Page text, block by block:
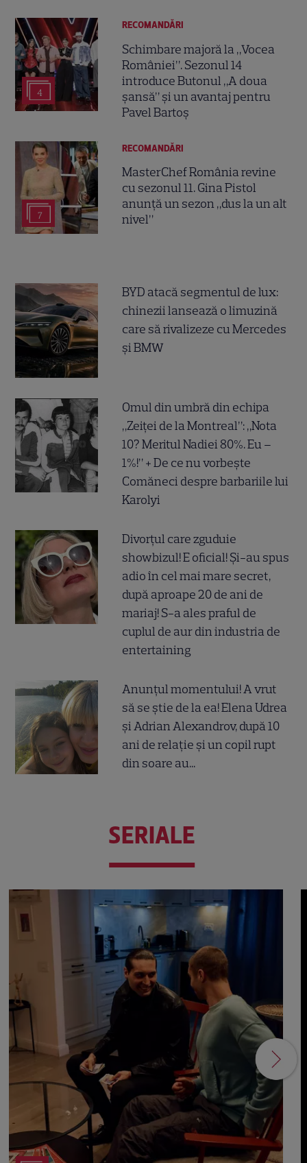
4
RECOMANDĂRI
Schimbare majoră la „Vocea
României”. Sezonul 14
introduce Butonul „A doua
șansă” și un avantaj pentru
Pavel Bartoș
7
RECOMANDĂRI
MasterChef România revine
cu sezonul 11. Gina Pistol
anunță un sezon „dus la un alt
nivel”
BYD atacă segmentul de lux:
chinezii lansează o limuzină
care să rivalizeze cu Mercedes
și BMW
Omul din umbră din echipa
„Zeiței de la Montreal”: „Nota
10? Meritul Nadiei 80%. Eu –
1%!” + De ce nu vorbește
Comăneci despre barbariile lui
Karolyi
Divorțul care zguduie
showbizul! E oficial! Și-au spus
adio în cel mai mare secret,
după aproape 20 de ani de
mariaj! S-a ales praful de
cuplul de aur din industria de
entertaining
Anunțul momentului! A vrut
să se știe de la ea! Elena Udrea
și Adrian Alexandrov, după 10
ani de relație și un copil rupt
din soare au...
SERIALE